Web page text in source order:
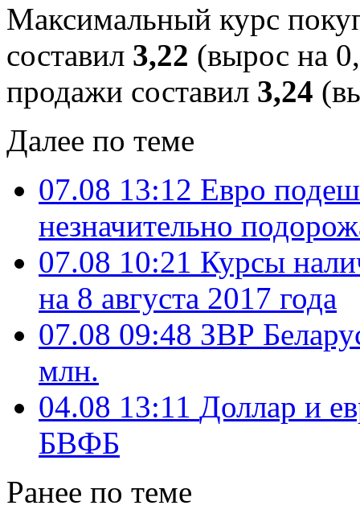
Максимальный курс
составил 3,22 (вырос на
продажи составил 3,24
Далее по теме
07.08 13:12 Евро
незначительно
07.08 10:21 Курсы
на 8 августа 2017 года
07.08 09:48 ЗВР
млн.
04.08 13:11 Доллар и
БВФБ
Ранее по теме